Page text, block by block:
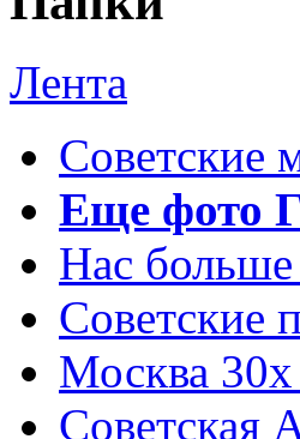
Лента
Советские
Еще фото
Нас больше
Советские
Москва 30x
Советская